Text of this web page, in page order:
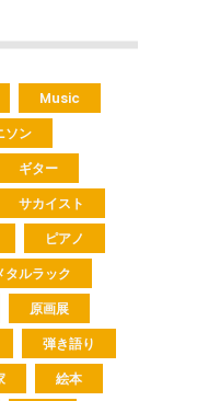
Music
ソン
ギター
サカイスト
ピアノ
タルラック
原画展
弾き語り
絵本